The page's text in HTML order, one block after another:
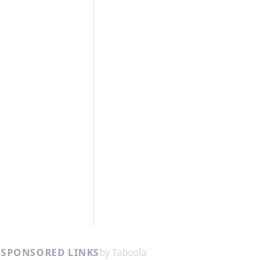
SPONSORED LINKSby Taboola